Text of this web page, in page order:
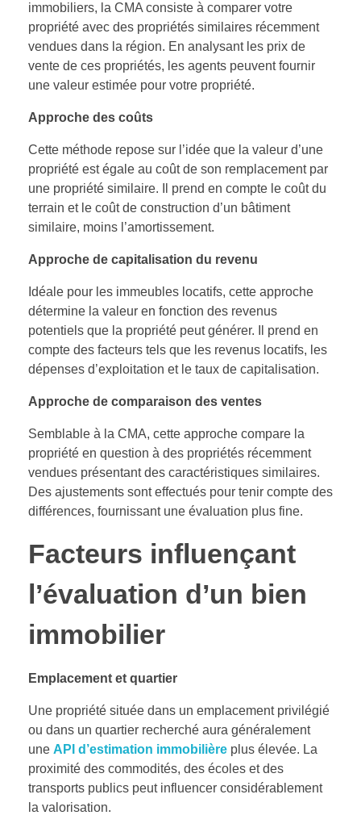
immobiliers, la CMA consiste à comparer votre
propriété avec des propriétés similaires récemment
vendues dans la région. En analysant les prix de
vente de ces propriétés, les agents peuvent fournir
une valeur estimée pour votre propriété.
Approche des coûts
Cette méthode repose sur l’idée que la valeur d’une
propriété est égale au coût de son remplacement par
une propriété similaire. Il prend en compte le coût du
terrain et le coût de construction d’un bâtiment
similaire, moins l’amortissement.
Approche de capitalisation du revenu
Idéale pour les immeubles locatifs, cette approche
détermine la valeur en fonction des revenus
potentiels que la propriété peut générer. Il prend en
compte des facteurs tels que les revenus locatifs, les
dépenses d’exploitation et le taux de capitalisation.
Approche de comparaison des ventes
Semblable à la CMA, cette approche compare la
propriété en question à des propriétés récemment
vendues présentant des caractéristiques similaires.
Des ajustements sont effectués pour tenir compte des
différences, fournissant une évaluation plus fine.
Facteurs influençant
l’évaluation d’un bien
immobilier
Emplacement et quartier
Une propriété située dans un emplacement privilégié
ou dans un quartier recherché aura généralement
une API d’estimation immobilière plus élevée. La
proximité des commodités, des écoles et des
transports publics peut influencer considérablement
la valorisation.